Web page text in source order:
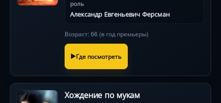
роль
Александр Евгеньевич Ферсман
Возраст: 66 (в год премьеры)
Где посмотреть
Хождение по мукам